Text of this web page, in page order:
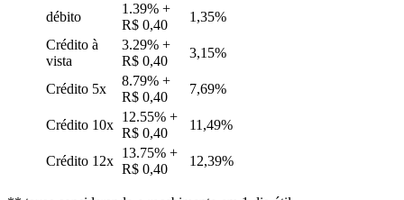
débito
1.39% +
R$ 0,40
1,35%
Crédito à
vista
3.29% +
R$ 0,40
3,15%
Crédito 5x
8.79% +
R$ 0,40
7,69%
Crédito 10x
12.55% +
R$ 0,40
11,49%
Crédito 12x
13.75% +
R$ 0,40
12,39%